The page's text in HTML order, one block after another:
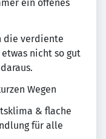
ein offenes
die verdiente
nicht so gut
Wegen
& flache
für alle